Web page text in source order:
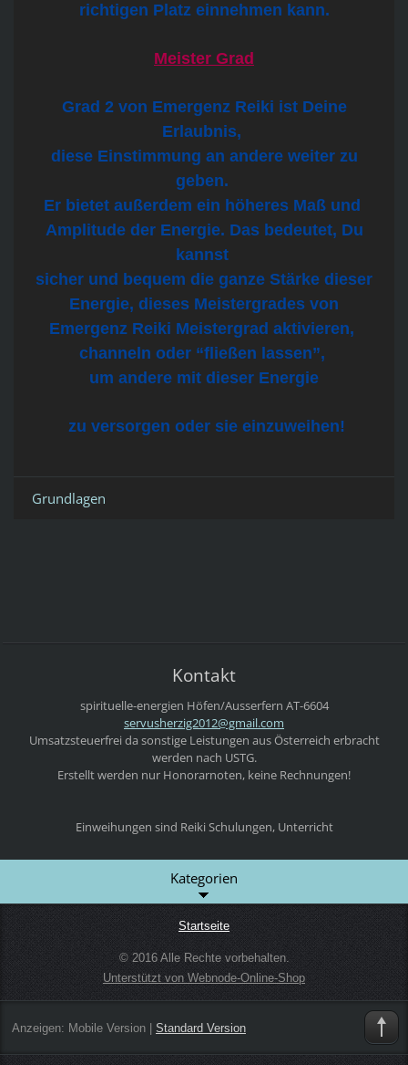
richtigen Platz einnehmen kann.
Meister Grad
Grad 2 von Emergenz Reiki ist Deine
Erlaubnis,
diese Einstimmung an andere weiter zu
geben.
Er bietet außerdem ein höheres Maß und
Amplitude der Energie. Das bedeutet, Du
kannst
sicher und bequem die ganze Stärke dieser
Energie, dieses Meistergrades von
Emergenz Reiki Meistergrad aktivieren,
channeln oder “fließen lassen”,
um andere mit dieser Energie
zu versorgen oder sie einzuweihen!
Grundlagen
Kontakt
spirituelle-energien Höfen/Ausserfern AT-6604
servusherzig2012@gmail.com
Umsatzsteuerfrei da sonstige Leistungen aus Österreich erbracht
werden nach USTG.
Erstellt werden nur Honorarnoten, keine Rechnungen!
Einweihungen sind Reiki Schulungen, Unterricht
Kategorien
Startseite
© 2016 Alle Rechte vorbehalten.
Unterstützt von Webnode-Online-Shop
Anzeigen: Mobile Version| Standard Version